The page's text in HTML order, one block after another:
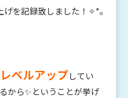
げを記録致しました！✧*｡
レベルアップしてい
から✨ということが挙げ